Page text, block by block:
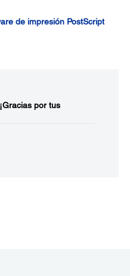
de impresión PostScript
¡Gracias por tus